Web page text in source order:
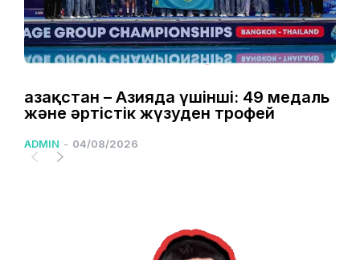
Қазақстан – Азияда үшінші: 49 медаль
және әртістік жүзуден трофей
ADMIN - 04/08/2026